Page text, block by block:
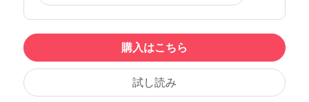
購入はこちら
試し読み